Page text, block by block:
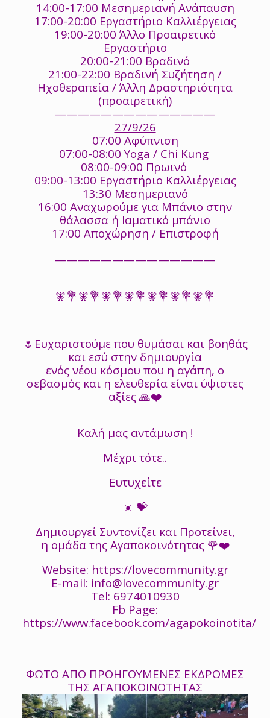
14:00-17:00 Μεσημεριανή Ανάπαυση
17:00-20:00 Εργαστήριο Καλλιέργειας
19:00-20:00 Άλλο Προαιρετικό
Εργαστήριο
20:00-21:00 Βραδινό
21:00-22:00 Βραδινή Συζήτηση /
Ηχοθεραπεία / Άλλη Δραστηριότητα
(προαιρετική)
——————————————
27/9/26
07:00 Αφύπνιση
07:00-08:00 Yoga / Chi Kung
08:00-09:00 Πρωινό
09:00-13:00 Εργαστήριο Καλλιέργειας
13:30 Μεσημεριανό
16:00 Αναχωρούμε για Μπάνιο στην
θάλασσα ή Ιαματικό μπάνιο
17:00 Αποχώρηση / Επιστροφή
——————————————
🧚💐🧚💐🧚💐🧚💐🧚💐🧚💐🧚💐
🌷Ευχαριστούμε που θυμάσαι και βοηθάς
και εσύ στην δημιουργία
ενός νέου κόσμου που η αγάπη, ο
σεβασμός και η ελευθερία είναι ύψιστες
αξίες 🙏❤️
Καλή μας αντάμωση !
Μέχρι τότε..
Ευτυχείτε
☀️ 💝
Δημιουργεί Συντονίζει και Προτείνει,
η ομάδα της Αγαποκοινότητας 🌹❤️
Website: https://lovecommunity.gr
E-mail: info@lovecommunity.gr
Tel: 6974010930
Fb Page:
https://www.facebook.com/agapokoinotita/
ΦΩΤΟ ΑΠΟ ΠΡΟΗΓΟΥΜΕΝΕΣ ΕΚΔΡΟΜΕΣ
ΤΗΣ ΑΓΑΠΟΚΟΙΝΟΤΗΤΑΣ